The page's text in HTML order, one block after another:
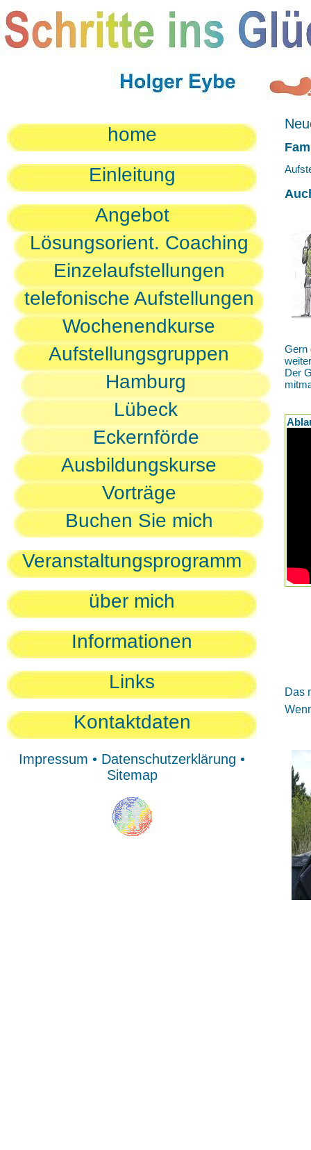
home
Einleitung
Angebot
Lösungsorient. Coaching
Einzelaufstellungen
telefonische Aufstellungen
Wochenendkurse
Aufstellungsgruppen
Hamburg
Lübeck
Eckernförde
Ausbildungskurse
Vorträge
Buchen Sie mich
Veranstaltungsprogramm
über mich
Informationen
Links
Kontaktdaten
Impressum • Datenschutzerklärung •
Sitemap
Gern
Der
Das